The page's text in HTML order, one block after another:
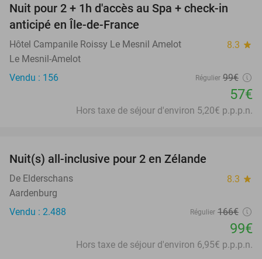
42%
Nuit pour 2 + 1h d'accès au Spa + check-in
anticipé en Île-de-France
Hôtel Campanile Roissy Le Mesnil Amelot 8.3 star
Le Mesnil-Amelot
Vendu : 156
Régulier 99€
57€
Hors taxe de séjour d'environ 5,20€ p.p.p.n.
Nuit(s) all-inclusive pour 2 en Zélande
De Elderschans 8.3 star
Aardenburg
Vendu : 2.488
Régulier 166€
99€
Hors taxe de séjour d'environ 6,95€ p.p.p.n.